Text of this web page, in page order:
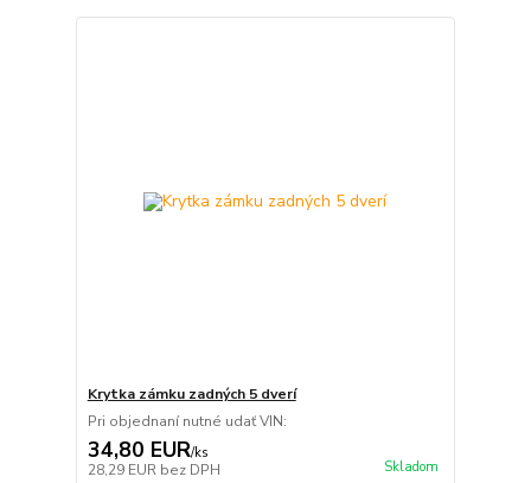
Krytka zámku zadných 5 dverí
Pri objednaní nutné udať VIN:
34,80 EUR/ks
28,29 EUR bez DPH Skladom